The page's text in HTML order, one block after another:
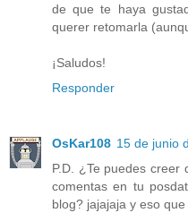
de que te haya
querer retomarla
¡Saludos!
Responder
OsKar108 15 de junio
P.D. ¿Te puedes creer
comentas en tu
blog? jajajaja y eso